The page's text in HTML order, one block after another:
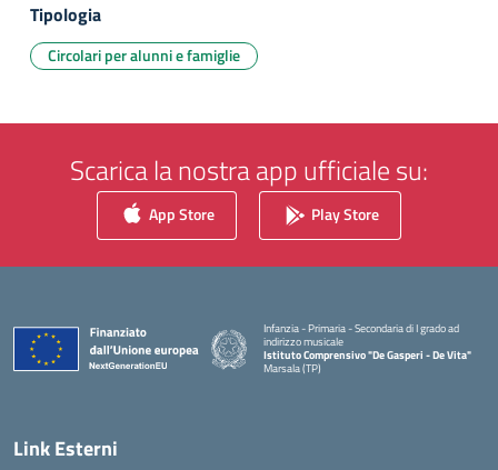
Tipologia
Circolari per alunni e famiglie
Scarica la nostra app ufficiale su:
App Store Play Store
Infanzia - Primaria - Secondaria di I grado ad
indirizzo musicale
Istituto Comprensivo "De Gasperi - De Vita"
Marsala (TP)
Link Esterni